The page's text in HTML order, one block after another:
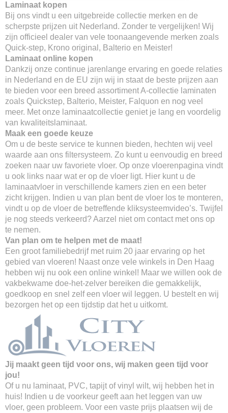
Laminaat kopen
Bij ons vindt u een uitgebreide collectie merken en de
scherpste prijzen uit Nederland. Zonder te vergelijken! Wij
zijn officieel dealer van vele toonaangevende merken zoals
Quick-step, Krono original, Balterio en Meister!
Laminaat online kopen
Dankzij onze continue jarenlange ervaring en goede relaties
in Nederland en de EU zijn wij in staat de beste prijzen aan
te bieden voor een breed assortiment A-collectie laminaten
zoals Quickstep, Balterio, Meister, Falquon en nog veel
meer. Met onze laminaatcollectie geniet je lang en voordelig
van kwaliteitslaminaat.
Maak een goede keuze
Om u de beste service te kunnen bieden, hechten wij veel
waarde aan ons filtersysteem. Zo kunt u eenvoudig en breed
zoeken naar uw favoriete vloer. Op onze vloerenpagina vindt
u ook links naar wat er op de vloer ligt. Hier kunt u de
laminaatvloer in verschillende kamers zien en een beter
zicht krijgen. Indien u van plan bent de vloer los te monteren,
vindt u op de vloer de betreffende kliksysteemvideo’s. Twijfel
je nog steeds verkeerd? Aarzel niet om contact met ons op
te nemen.
Van plan om te helpen met de maat!
Een groot familiebedrijf met ruim 20 jaar ervaring op het
gebied van vloeren! Naast onze vele winkels in Den Haag
hebben wij nu ook een online winkel! Maar we willen ook de
vakbekwame doe-het-zelver bereiken die gemakkelijk,
goedkoop en snel zelf een vloer wil leggen. U bestelt en wij
bezorgen het op een tijdstip dat het u uitkomt.
Jij maakt geen tijd voor ons, wij maken geen tijd voor
jou!
Of u nu laminaat, PVC, tapijt of vinyl wilt, wij hebben het in
huis! Indien u de voorkeur geeft aan het leggen van uw
vloer, geen probleem. Voor een vaste prijs plaatsen wij de